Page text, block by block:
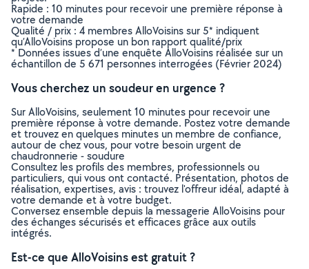
Rapide : 10 minutes pour recevoir une première réponse à
votre demande
Qualité / prix : 4 membres AlloVoisins sur 5* indiquent
qu’AlloVoisins propose un bon rapport qualité/prix
* Données issues d’une enquête AlloVoisins réalisée sur un
échantillon de 5 671 personnes interrogées (Février 2024)
Vous cherchez un soudeur en urgence ?
Sur AlloVoisins, seulement 10 minutes pour recevoir une
première réponse à votre demande. Postez votre demande
et trouvez en quelques minutes un membre de confiance,
autour de chez vous, pour votre besoin urgent de
chaudronnerie - soudure
Consultez les profils des membres, professionnels ou
particuliers, qui vous ont contacté. Présentation, photos de
réalisation, expertises, avis : trouvez l'offreur idéal, adapté à
votre demande et à votre budget.
Conversez ensemble depuis la messagerie AlloVoisins pour
des échanges sécurisés et efficaces grâce aux outils
intégrés.
Est-ce que AlloVoisins est gratuit ?